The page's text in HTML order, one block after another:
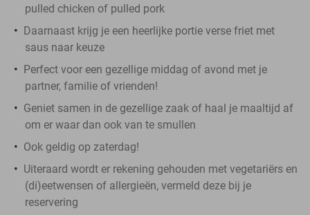
pulled chicken of pulled pork
Daarnaast krijg je een heerlijke portie verse friet met
saus naar keuze
Perfect voor een gezellige middag of avond met je
partner, familie of vrienden!
Geniet samen in de gezellige zaak of haal je maaltijd af
om er waar dan ook van te smullen
Ook geldig op zaterdag!
Uiteraard wordt er rekening gehouden met vegetariërs en
(di)eetwensen of allergieën, vermeld deze bij je
reservering